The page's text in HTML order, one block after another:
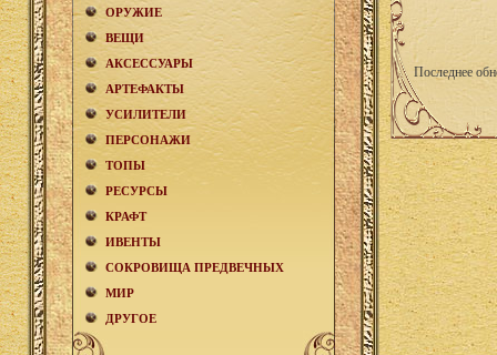
ОРУЖИЕ
ВЕЩИ
АКCЕСCУАРЫ
АРТЕФАКТЫ
УСИЛИТЕЛИ
ПЕРСОНАЖИ
ТОПЫ
РЕСУРСЫ
КРАФТ
ИВЕНТЫ
СОКРОВИЩА ПРЕДВЕЧНЫХ
МИР
ДРУГОЕ
Последнее